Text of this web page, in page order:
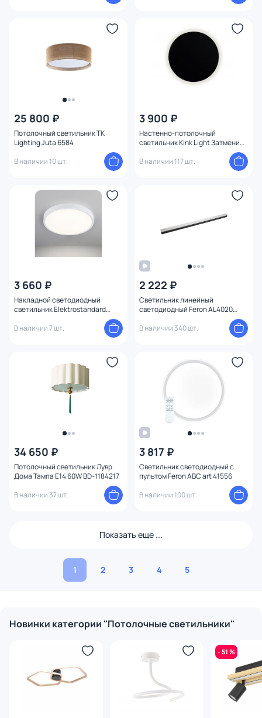
25 800 ₽
Потолочный светильник TK
Lighting Juta 6584
В наличии 10 шт.
3 900 ₽
Настенно-потолочный
светильник Kink Light Затмение
В наличии 117 шт.
3 660 ₽
Накладной светодиодный
светильник Elektrostandard
В наличии 7 шт.
2 222 ₽
Светильник линейный
светодиодный Feron AL4020
В наличии 340 шт.
34 650 ₽
Потолочный светильник Лувр
Дома Тампа E14 60W BD-1184217
В наличии 37 шт.
3 817 ₽
Светильник светодиодный с
пультом Feron ABC art 41556
В наличии 100 шт.
Показать еще ...
1 2 3 4 5
Новинки категории "Потолочные светильники"
- 51 %